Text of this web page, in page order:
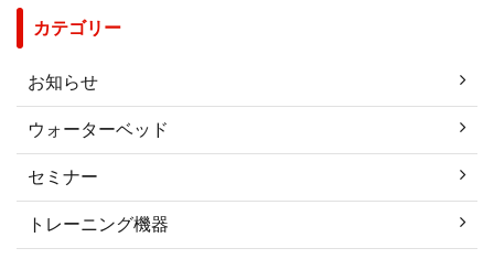
カテゴリー
お知らせ
ウォーターベッド
セミナー
トレーニング機器